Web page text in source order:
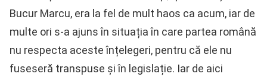
Bucur Marcu, era la fel de mult haos ca acum, iar de
multe ori s-a ajuns în situația în care partea română
nu respecta aceste înțelegeri, pentru că ele nu
fuseseră transpuse și în legislație. Iar de aici